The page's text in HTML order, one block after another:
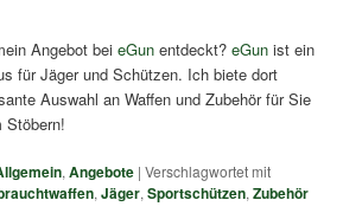
Angebot beieGun entdeckt?eGun ist ein
für Jäger und Schützen. Ich biete dort
Auswahl an Waffen und Zubehör für Sie
Stöbern!
,Angebote |Verschlagwortet mit
,Jäger,Sportschützen,Zubehör